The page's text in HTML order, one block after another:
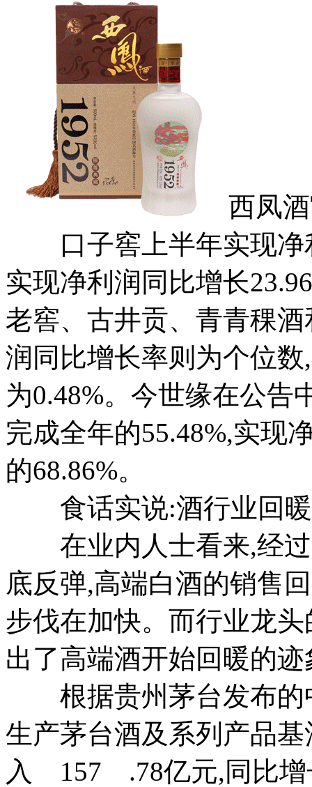
西凤
口子窖上半年实现净
实现净利润同比增长
老窖、古井贡、青青稞
润同比增长率则为个位
为0.48%。今世缘在公告
完成全年的55.48%,实现
的68.86%。
食话实说:酒行业回暖
在业内人士看来,经过
底反弹,高端白酒的销售
步伐在加快。而行业龙
出了高端酒开始回暖的迹
根据贵州茅台发布的
生产茅台酒及系列产品
入 157 .78亿元,同比